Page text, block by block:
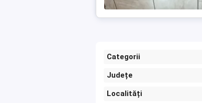
Categorii
Județe
Localități